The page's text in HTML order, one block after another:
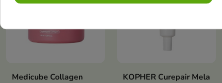
Medicube Collagen
KOPHER Curepair Mela